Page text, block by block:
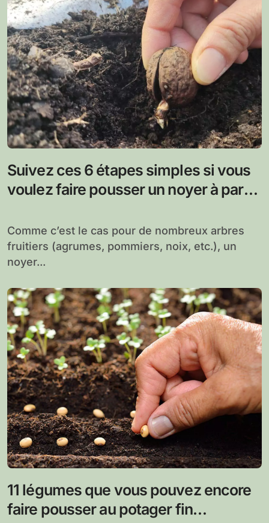
Suivez ces 6 étapes simples si vous
voulez faire pousser un noyer à partir
Comme c’est le cas pour de nombreux arbres
fruitiers (agrumes, pommiers, noix, etc.), un
noyer...
11 légumes que vous pouvez encore
faire pousser au potager fin